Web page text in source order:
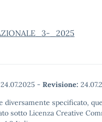
_2025
24.07.2025 - Revisione:
diversamente specificato,
sotto Licenza Creative